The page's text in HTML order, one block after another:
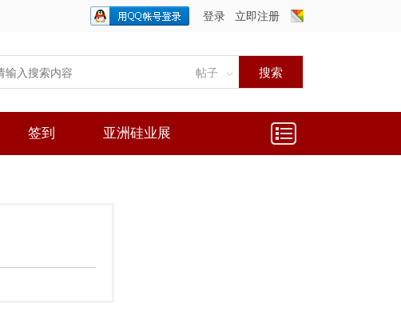
登录
立即注册
帖子 搜索
签到 亚洲硅业展